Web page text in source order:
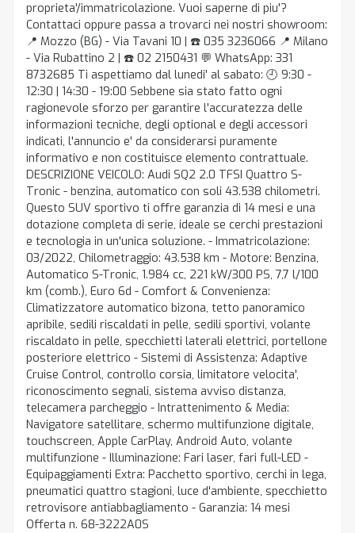
proprieta'/immatricolazione. Vuoi saperne di piu'?
Contattaci oppure passa a trovarci nei nostri showroom:
📍 Mozzo (BG) - Via Tavani 10 | ☎️ 035 3236066 📍 Milano
- Via Rubattino 2 | ☎️ 02 2150431 💬 WhatsApp: 331
8732685 Ti aspettiamo dal lunedi' al sabato: 🕘 9:30 -
12:30 | 14:30 - 19:00 Sebbene sia stato fatto ogni
ragionevole sforzo per garantire l'accuratezza delle
informazioni tecniche, degli optional e degli accessori
indicati, l'annuncio e' da considerarsi puramente
informativo e non costituisce elemento contrattuale.
DESCRIZIONE VEICOLO: Audi SQ2 2.0 TFSI Quattro S-
Tronic - benzina, automatico con soli 43.538 chilometri.
Questo SUV sportivo ti offre garanzia di 14 mesi e una
dotazione completa di serie, ideale se cerchi prestazioni
e tecnologia in un'unica soluzione. - Immatricolazione:
03/2022, Chilometraggio: 43.538 km - Motore: Benzina,
Automatico S-Tronic, 1.984 cc, 221 kW/300 PS, 7,7 l/100
km (comb.), Euro 6d - Comfort & Convenienza:
Climatizzatore automatico bizona, tetto panoramico
apribile, sedili riscaldati in pelle, sedili sportivi, volante
riscaldato in pelle, specchietti laterali elettrici, portellone
posteriore elettrico - Sistemi di Assistenza: Adaptive
Cruise Control, controllo corsia, limitatore velocita',
riconoscimento segnali, sistema avviso distanza,
telecamera parcheggio - Intrattenimento & Media:
Navigatore satellitare, schermo multifunzione digitale,
touchscreen, Apple CarPlay, Android Auto, volante
multifunzione - Illuminazione: Fari laser, fari full-LED -
Equipaggiamenti Extra: Pacchetto sportivo, cerchi in lega,
pneumatici quattro stagioni, luce d'ambiente, specchietto
retrovisore antiabbagliamento - Garanzia: 14 mesi
Offerta n. 68-3222A0S